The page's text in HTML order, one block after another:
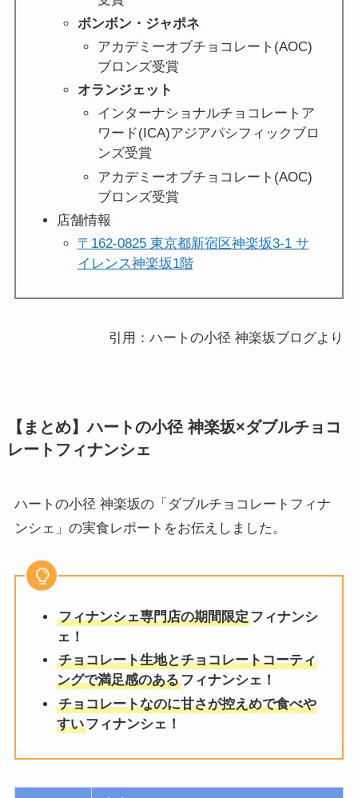
ボンボン・ジャポネ
アカデミーオブチョコレート(AOC)
ブロンズ受賞
オランジェット
インターナショナルチョコレートア
ワード(ICA)アジアパシフィックブロ
ンズ受賞
アカデミーオブチョコレート(AOC)
ブロンズ受賞
店舗情報
〒162-0825 東京都新宿区神楽坂3-1 サ
イレンス神楽坂1階
引用：ハートの小径 神楽坂ブログより
【まとめ】ハートの小径 神楽坂×ダブルチョコ
レートフィナンシェ
ハートの小径 神楽坂の「ダブルチョコレートフィナ
ンシェ」の実食レポートをお伝えしました。
フィナンシェ専門店の期間限定フィナンシ
ェ！
チョコレート生地とチョコレートコーティ
ングで満足感のあるフィナンシェ！
チョコレートなのに甘さが控えめで食べや
すいフィナンシェ！